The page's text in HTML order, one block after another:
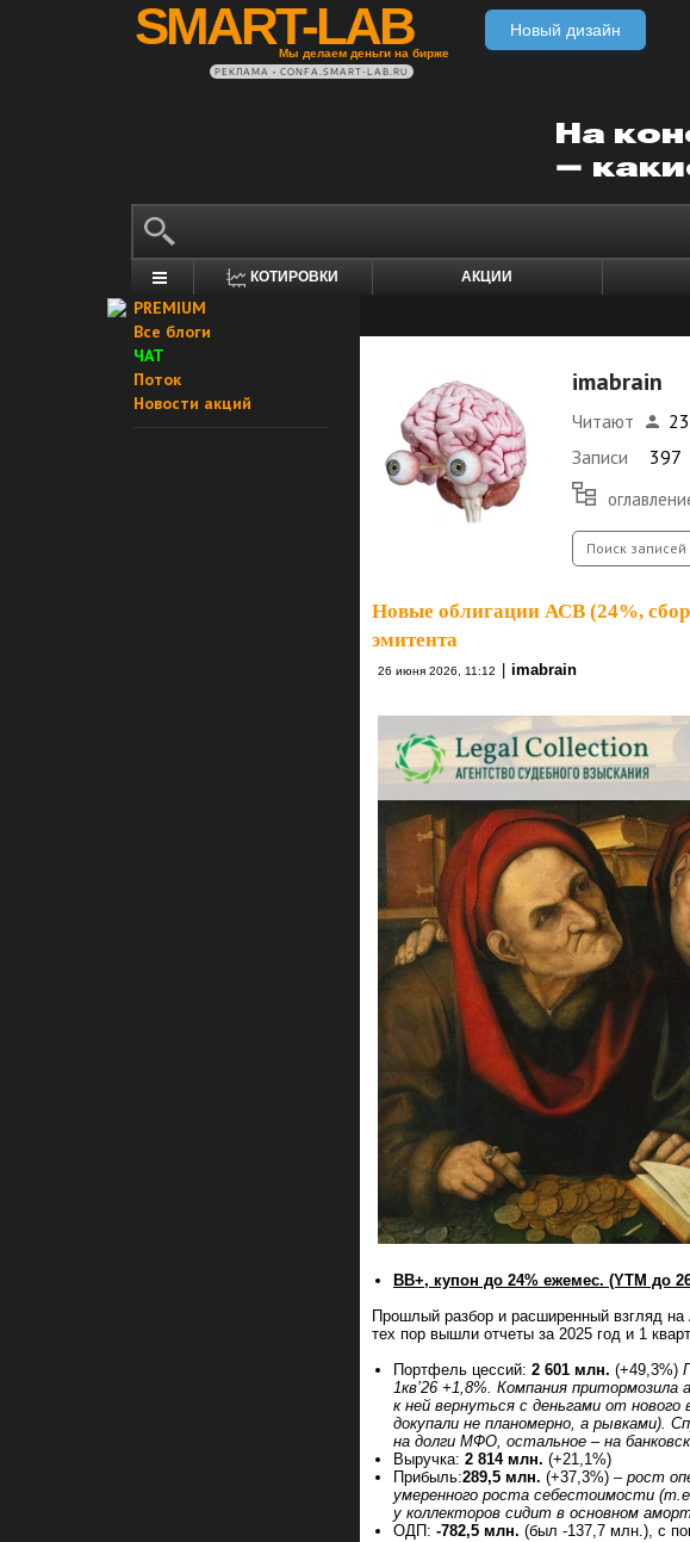
SMART-LAB
Мы делаем деньги на бирже
Новый дизайн
РЕКЛАМА • CONFA.SMART-LAB.RU
КОТИРОВКИ АКЦИИ
PREMIUM
Все блоги
ЧАТ
Поток
Новости акций
imabrain
Читают
Записи
397
Новые облигации АСВ (24%, сбор
эмитента
26 июня 2026, 11:12 imabrain
BB+, купон до 24% ежемес. (YTM до
Прошлый разбор и расширенный взгляд
тех пор вышли отчеты за 2025 год и 1
Портфель цессий: 2 601 млн. (+49,3%)
1кв’26 +1,8%. Компания притормозила
к ней вернуться с деньгами от нового
докупали не планомерно, а рывками).
на долги МФО, остальное – на
Выручка: 2 814 млн. (+21,1%)
Прибыль:289,5 млн. (+37,3%) – рост
умеренного роста себестоимости
у коллекторов сидит в основном
ОДП: -782,5 млн. (был -137,7 млн.), с